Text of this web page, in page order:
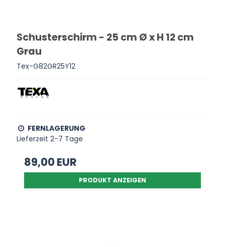
Schusterschirm - 25 cm Ø x H 12 cm
Grau
Tex-G82GR25Y12
FERNLAGERUNG
Lieferzeit 2-7 Tage
89,00 EUR
PRODUKT ANZEIGEN